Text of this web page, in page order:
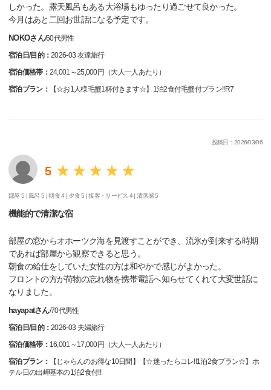
しかった。露天風呂もある大浴場もゆったり過ごせて良かった。
今月はあと二回お世話になる予定です。
NOKOさん/60代男性
宿泊日/目的：2026-03 友達旅行
宿泊価格帯： 24,001～25,000円（大人一人あたり）
宿泊プラン：
【☆お1人様毛蟹1杯付きます☆】1泊2食付毛蟹付プラン!!R7
投稿日：2026/03/06
5
部屋 5 | 風呂 5 |朝食 4 | 夕食 5 |接客・サービス 4 |清潔感 5
機能的で清潔な宿
部屋の窓からオホーツク海を見渡すことができ、流氷が到来する時期
であれば部屋から観察できると思う。
朝食の給仕をしていた女性の方は和やかで感じがよかった。
フロントの方が荷物の忘れ物を携帯電話へ知らせてくれて大変世話に
なりました。
hayapatさん/70代男性
宿泊日/目的：2026-03 夫婦旅行
宿泊価格帯： 16,001～17,000円（大人一人あたり）
宿泊プラン：
【じゃらんのお得な10日間】【☆迷ったらコレ!!1泊2食プラン☆】ホ
テル日の出岬基本の1泊2食付!!